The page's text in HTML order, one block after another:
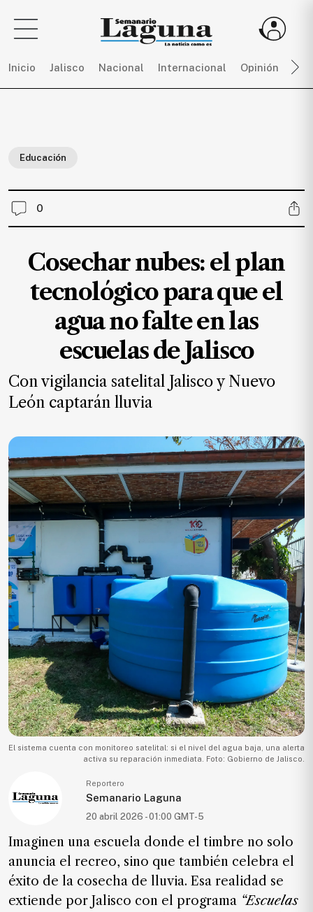
Inicio Jalisco Nacional Internacional Opinión
únete
a
LAGUNA
Suscríbete ahora
Jalisco
Nacional
Internacional
Opinión
Deportes
Cultura
Turismo
Ecología
Movilidad
Seguridad
Educación
Salud
Entretenimiento
Real
Estate
Gente
Educación
0
Cosechar nubes: el plan
tecnológico para que el
agua no falte en las
escuelas de Jalisco
Con vigilancia satelital Jalisco y Nuevo
León captarán lluvia
El sistema cuenta con monitoreo satelital: si el nivel del agua baja, una alerta
activa su reparación inmediata. Foto: Gobierno de Jalisco.
Reportero
Semanario Laguna
20 abril 2026 - 01:00 GMT-5
Imaginen una escuela donde el timbre no solo
anuncia el recreo, sino que también celebra el
éxito de la cosecha de lluvia. Esa realidad se
extiende por Jalisco con el programa “Escuelas